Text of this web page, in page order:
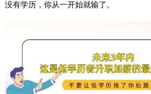
没有学历，你从一开始就输了。